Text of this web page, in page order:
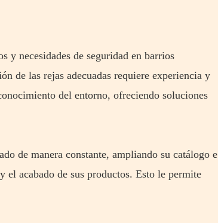
y necesidades de seguridad en barrios
de las rejas adecuadas requiere experiencia y
del entorno, ofreciendo soluciones
de manera constante, ampliando su catálogo e
acabado de sus productos. Esto le permite